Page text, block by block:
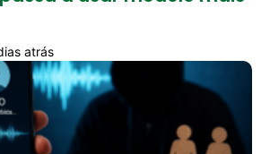
atrás